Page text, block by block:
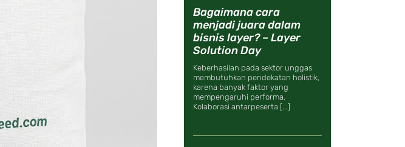
Bagaimana cara
menjadi juara dalam
bisnis layer? – Layer
Solution Day
Keberhasilan pada sektor unggas
membutuhkan pendekatan holistik,
karena banyak faktor yang
mempengaruhi performa.
Kolaborasi antarpeserta [...]